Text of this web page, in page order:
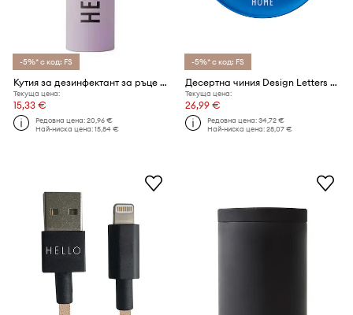
-5%* с код: FS
Кутия за дезинфектант за ръце Design Letters Take Care
Текуща цена:
15,33 €
Редовна цена:20,96 €
Най-ниска цена:15,84 €
-5%* с код: FS
Десертна чиния Design Letters Favourite 21 cm
Текуща цена:
26,99 €
Редовна цена:34,72 €
Най-ниска цена:28,07 €